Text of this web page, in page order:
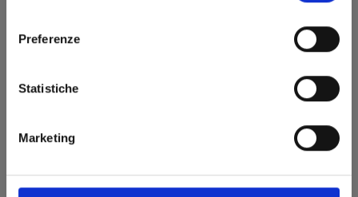
Preferenze
Statistiche
Marketing